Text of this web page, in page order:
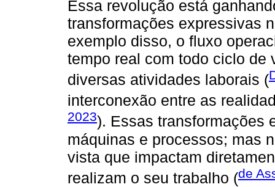
Essa revolução está
transformações expressivas
exemplo disso, o fluxo
tempo real com todo ciclo de
diversas atividades laborais (
interconexão entre as
2023). Essas transformações
máquinas e processos; mas
vista que impactam
realizam o seu trabalho (de